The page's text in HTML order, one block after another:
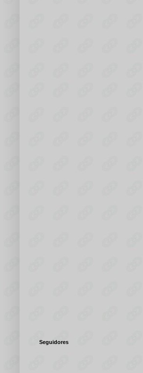
Seguidores